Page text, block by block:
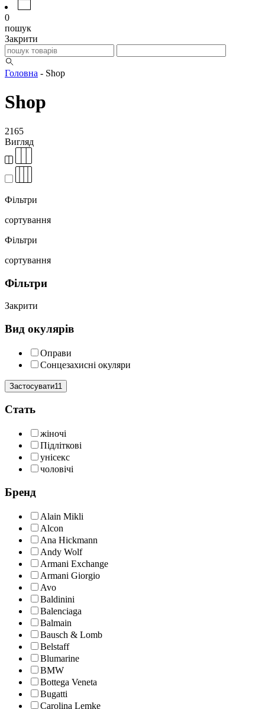
0
пошук
Закрити
Головна - Shop
Shop
2165
Вигляд
Фільтри
сортування
Фільтри
сортування
Фільтри
Закрити
Вид окулярів
Оправи
Сонцезахисні окуляри
Застосувати11
Cтать
жіночі
Підліткові
унісекс
чоловічі
Бренд
Alain Mikli
Alcon
Ana Hickmann
Andy Wolf
Armani Exchange
Armani Giorgio
Avo
Baldinini
Balenciaga
Balmain
Bausch & Lomb
Belstaff
Blumarine
BMW
Bottega Veneta
Bugatti
Carolina Lemke